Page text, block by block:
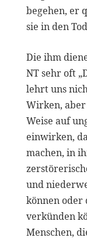
begehen, er
sie in den
Die ihm
NT sehr oft
lehrt uns
Wirken,
Weise auf
einwirken,
machen, in
und
können oder
verkünden
Menschen,